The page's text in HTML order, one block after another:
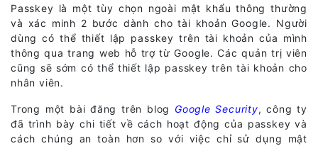
Passkey là một tùy chọn ngoài mật khẩu thông thường
và xác minh 2 bước dành cho tài khoản Google. Người
dùng có thể thiết lập passkey trên tài khoản của mình
thông qua trang web hỗ trợ từ Google. Các quản trị viên
cũng sẽ sớm có thể thiết lập passkey trên tài khoản cho
nhân viên.
Trong một bài đăng trên blog Google Security, công ty
đã trình bày chi tiết về cách hoạt động của passkey và
cách chúng an toàn hơn so với việc chỉ sử dụng mật